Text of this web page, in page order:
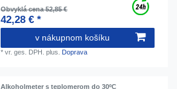
Obvyklá cena 52,85 €
42,28 € *
v nákupnom košíku
*vr. ges. DPH. plus. Doprava
Alkoholmeter s teplomerom do 30ºC